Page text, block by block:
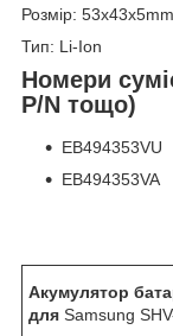
Розмір: 53x43x5mm
Тип: Li-Ion
Номери
P/N тощо)
EB494353VU
EB494353VA
Акумулятор
для Samsung